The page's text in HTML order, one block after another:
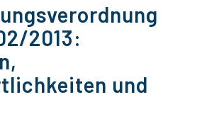
2013:
und